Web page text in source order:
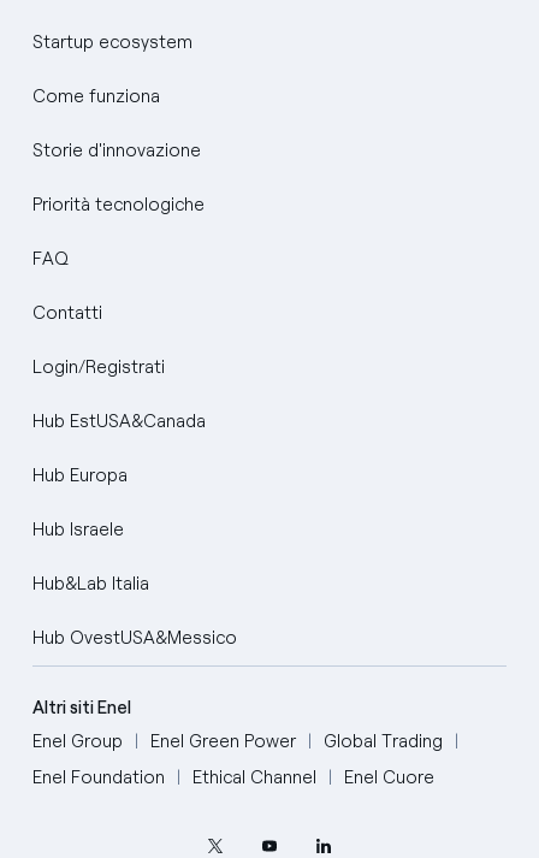
Startup ecosystem
Come funziona
Storie d'innovazione
Priorità tecnologiche
FAQ
Contatti
Login/Registrati
Hub EstUSA&Canada
Hub Europa
Hub Israele
Hub&Lab Italia
Hub OvestUSA&Messico
Altri siti Enel
Enel Group
Enel Green Power
Global Trading
Enel Foundation
Ethical Channel Enel Cuore